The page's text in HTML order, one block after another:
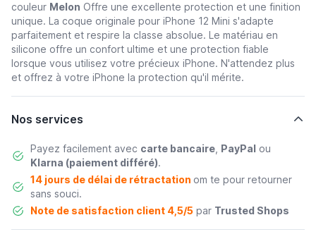
couleur Melon Offre une excellente protection et une finition
unique. La coque originale pour iPhone 12 Mini s'adapte
parfaitement et respire la classe absolue. Le matériau en
silicone offre un confort ultime et une protection fiable
lorsque vous utilisez votre précieux iPhone. N'attendez plus
et offrez à votre iPhone la protection qu'il mérite.
Nos services
Payez facilement avec carte bancaire, PayPal ou
Klarna (paiement différé).
14 jours de délai de rétractation om te pour retourner
sans souci.
Note de satisfaction client 4,5/5par Trusted Shops